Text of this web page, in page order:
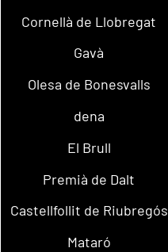
Cornellà de Llobregat
Gavà
Olesa de Bonesvalls
dena
El Brull
Premià de Dalt
Castellfollit de Riubregós
Mataró